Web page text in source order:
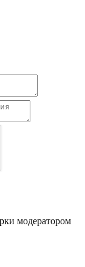
модератором